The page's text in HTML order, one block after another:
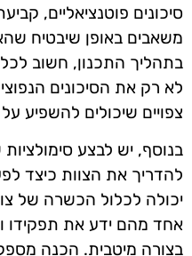
סיכונים פוטנציאליים,
משאבים באופן שיבטיח
בתהליך התכנון, חשוב
לא רק את הסיכונים
צפויים שיכולים להשפיע על
בנוסף, יש לבצע
להדריך את הצוות כיצד
יכולה לכלול הכשרה של
אחד מהם ידע את תפקידו
בצורה מיטבית. הכנה